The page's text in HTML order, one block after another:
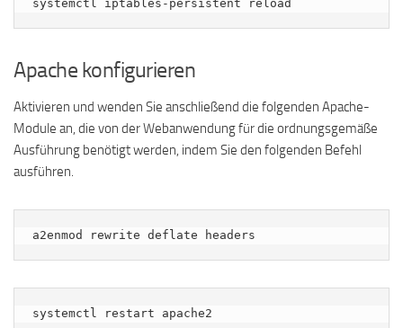
systemctl iptables-persistent reload
Apache konfigurieren
Aktivieren und wenden Sie anschließend die folgenden Apache-
Module an, die von der Webanwendung für die ordnungsgemäße
Ausführung benötigt werden, indem Sie den folgenden Befehl
ausführen.
a2enmod rewrite deflate headers
systemctl restart apache2